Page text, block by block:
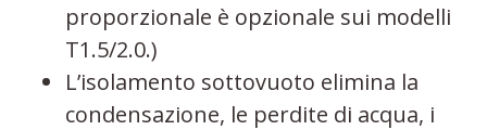
proporzionale è opzionale sui modelli
T1.5/2.0.)
L’isolamento sottovuoto elimina la
condensazione, le perdite di acqua, i